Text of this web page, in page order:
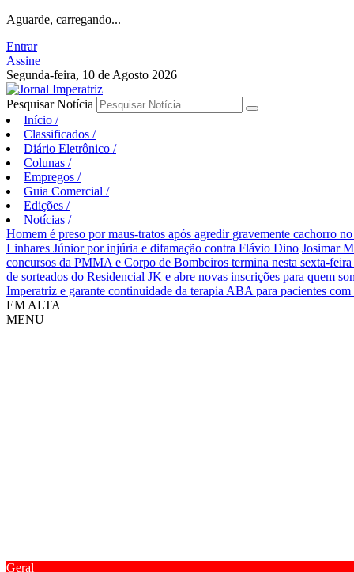
Aguarde, carregando...
Entrar
Assine
Segunda-feira, 10 de Agosto 2026
Pesquisar Notícia
Início /
Classificados /
Diário Eletrônico /
Colunas /
Empregos /
Guia Comercial /
Edições /
Notícias /
Homem é preso por maus-tratos após agredir gravemente cachorro
Linhares Júnior por injúria e difamação contra Flávio Dino Josimar
concursos da PMMA e Corpo de Bombeiros termina nesta sexta-
de sorteados do Residencial JK e abre novas inscrições para quem
Imperatriz e garante continuidade da terapia ABA para pacientes com
EM ALTA
MENU
Geral